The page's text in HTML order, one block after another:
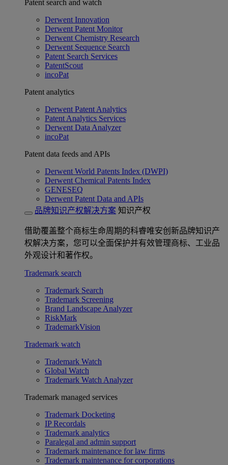
Patent search and watch
Derwent Innovation
Derwent Patent Monitor
Derwent Chemistry Research
Derwent Sequence Search
Patent Search Services
PatentScout
incoPat
Patent analytics
Derwent Patent Analytics
Patent Analytics Services
Derwent Data Analyzer
incoPat
Patent data feeds and APIs
Derwent World Patents Index (DWPI)
Derwent Chemical Patents Index
GENESEQ
Derwent Patent Data and APIs
品牌知识产权解决方案 知识产权
借助覆盖整个商标生命周期的科睿唯安创新品牌知识产
权解决方案，您可以全面保护并有效管理商标、工业品
外观设计和著作权。
Trademark search
Trademark Search
Trademark Screening
Brand Landscape Analyzer
RiskMark
TrademarkVision
Trademark watch
Trademark Watch
Global Watch
Trademark Watch Analyzer
Trademark managed services
Trademark Docketing
IP Recordals
Trademark analytics
Paralegal and admin support
Trademark maintenance for law firms
Trademark maintenance for corporations